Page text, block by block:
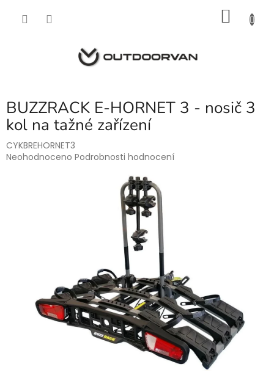
BUZZRACK E-HORNET 3 - nosič 3
kol na tažné zařízení
CYKBREHORNET3
Průměrné
Neohodnoceno Podrobnosti hodnocení